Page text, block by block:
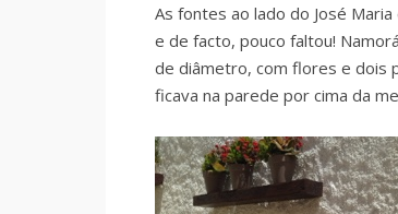
As fontes ao lado do José
e de facto, pouco faltou!
de diâmetro, com flores e dois
ficava na parede por cima da